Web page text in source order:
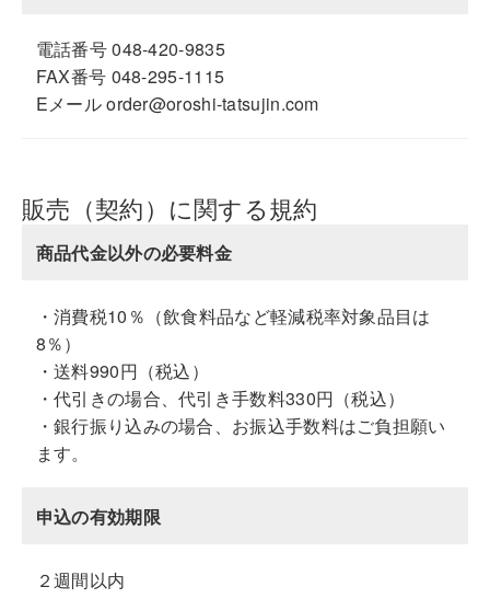
電話番号 048-420-9835
FAX番号 048-295-1115
Eメール order@oroshi-tatsujin.com
販売（契約）に関する規約
商品代金以外の必要料金
・消費税10％（飲食料品など軽減税率対象品目は
8％）
・送料990円（税込）
・代引きの場合、代引き手数料330円（税込）
・銀行振り込みの場合、お振込手数料はご負担願い
ます。
申込の有効期限
２週間以内